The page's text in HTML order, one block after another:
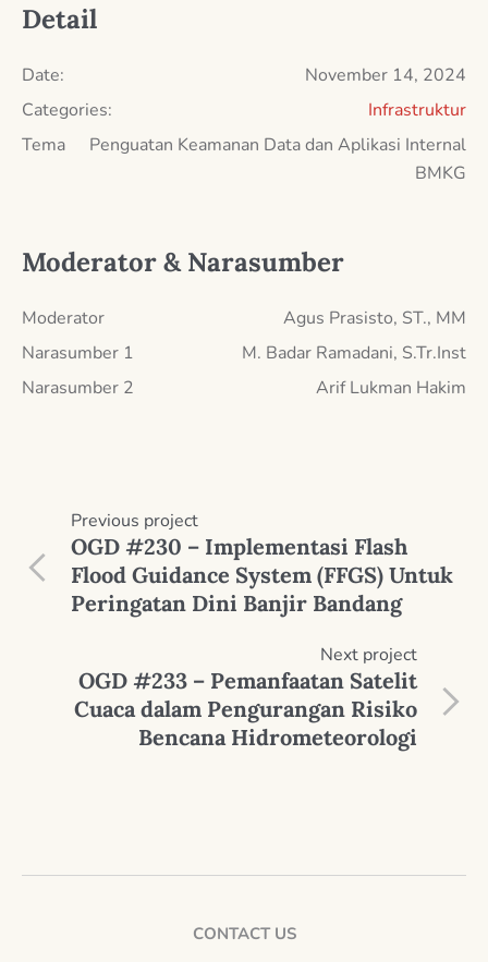
Detail
Date:
November 14, 2024
Categories:
Infrastruktur
Tema
Penguatan Keamanan Data dan Aplikasi Internal
BMKG
Moderator & Narasumber
Moderator
Agus Prasisto, ST., MM
Narasumber 1
M. Badar Ramadani, S.Tr.Inst
Narasumber 2
Arif Lukman Hakim
Previous project
OGD #230 – Implementasi Flash
Flood Guidance System (FFGS) Untuk
Peringatan Dini Banjir Bandang
Next project
OGD #233 – Pemanfaatan Satelit
Cuaca dalam Pengurangan Risiko
Bencana Hidrometeorologi
CONTACT US